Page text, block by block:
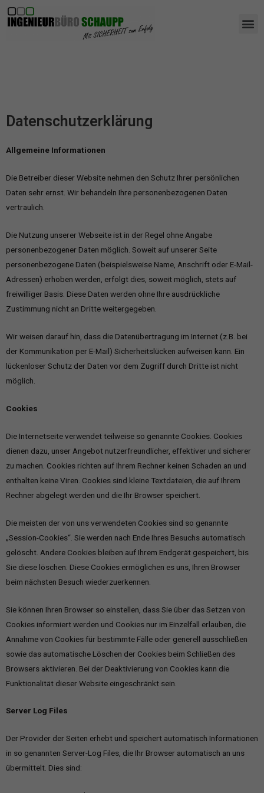
Datenschutzerklärung
Allgemeine Informationen
Die Betreiber dieser Website nehmen den Schutz Ihrer persönlichen
Daten sehr ernst. Wir behandeln Ihre personenbezogenen Daten
vertraulich.
Die Nutzung unserer Webseite ist in der Regel ohne Angabe
personenbezogener Daten möglich. Soweit auf unserer Seite
personenbezogene Daten (beispielsweise Name, Anschrift oder E-Mail-
Adressen) erhoben werden, erfolgt dies, soweit möglich, stets auf
freiwilliger Basis. Diese Daten werden ohne Ihre ausdrückliche
Zustimmung nicht an Dritte weitergegeben.
Wir weisen darauf hin, dass die Datenübertragung im Internet (z.B. bei
der Kommunikation per E-Mail) Sicherheitslücken aufweisen kann. Ein
lückenloser Schutz der Daten vor dem Zugriff durch Dritte ist nicht
möglich.
Cookies
Die Internetseite verwendet teilweise so genannte Cookies. Cookies
dienen dazu, unser Angebot nutzerfreundlicher, effektiver und sicherer
zu machen. Cookies richten auf Ihrem Rechner keinen Schaden an und
enthalten keine Viren. Cookies sind kleine Textdateien, die auf Ihrem
Rechner abgelegt werden und die Ihr Browser speichert.
Die meisten der von uns verwendeten Cookies sind so genannte
„Session-Cookies“. Sie werden nach Ende Ihres Besuchs automatisch
gelöscht. Andere Cookies bleiben auf Ihrem Endgerät gespeichert, bis
Sie diese löschen. Diese Cookies ermöglichen es uns, Ihren Browser
beim nächsten Besuch wiederzuerkennen.
Sie können Ihren Browser so einstellen, dass Sie über das Setzen von
Cookies informiert werden und Cookies nur im Einzelfall erlauben, die
Annahme von Cookies für bestimmte Fälle oder generell ausschließen
sowie das automatische Löschen der Cookies beim Schließen des
Browsers aktivieren. Bei der Deaktivierung von Cookies kann die
Funktionalität dieser Website eingeschränkt sein.
Server Log Files
Der Provider der Seiten erhebt und speichert automatisch Informationen
in so genannten Server-Log Files, die Ihr Browser automatisch an uns
übermittelt. Dies sind: